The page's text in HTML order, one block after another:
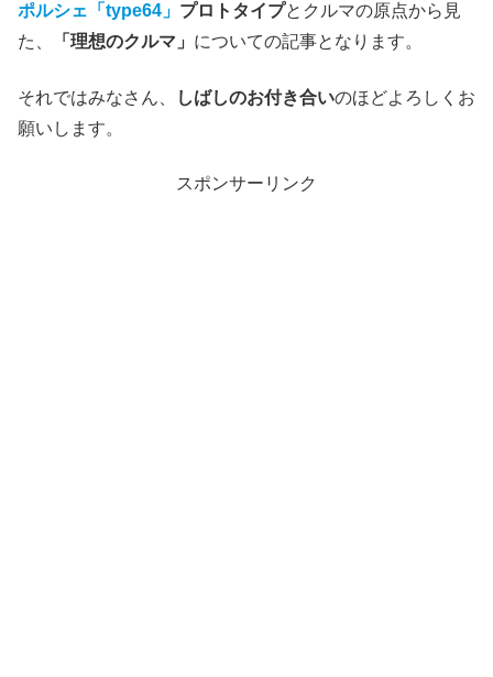
ポルシェ「type64」 プロトタイプとクルマの原点から見
た、
「理想のクルマ」 についての記事となります。
それではみなさん、 しばしのお付き合いのほどよろしくお
願いします。
スポンサーリンク